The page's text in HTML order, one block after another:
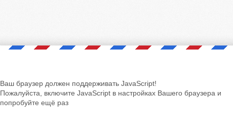
Ваш браузер должен поддерживать JavaScript!
Пожалуйста, включите JavaScript в настройках Вашего браузера и
попробуйте ещё раз